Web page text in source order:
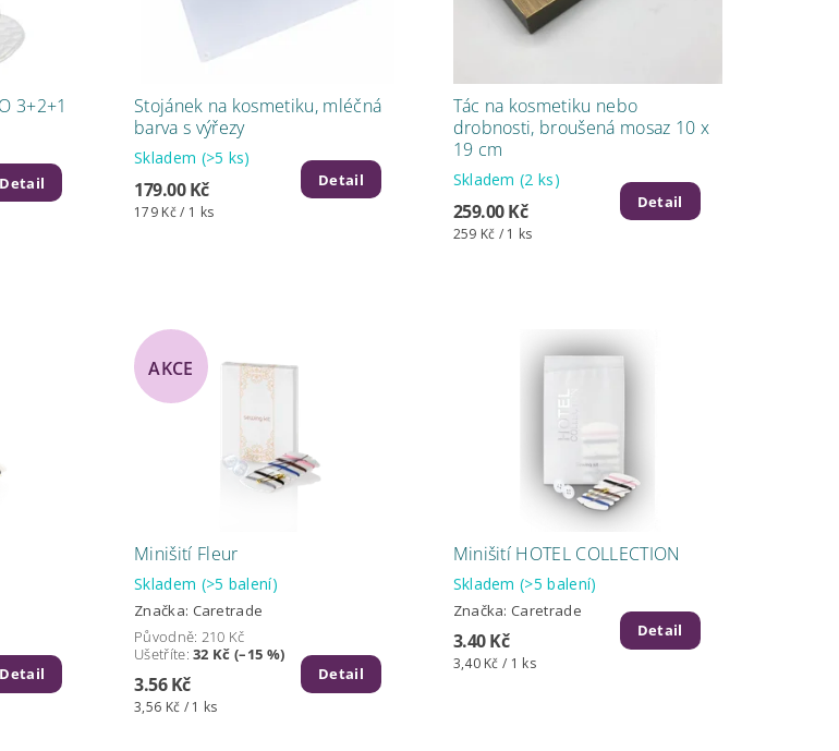
3+2+1
Detail
Stojánek na kosmetiku, mléčná
barva s výřezy
Skladem (>5 ks)
179.00 Kč
179 Kč / 1 ks
Detail
Tác na kosmetiku nebo
drobnosti, broušená mosaz 10 x
19 cm
Skladem(2 ks)
259.00 Kč
259 Kč / 1 ks
Detail
Detail
AKCE
Minišití Fleur
Skladem (>5 balení)
Značka: Caretrade
Původně: 210 Kč
Ušetříte:32 Kč (–15 %)
3.56 Kč
3,56 Kč / 1 ks
Detail
Minišití HOTEL COLLECTION
Skladem(>5 balení)
Značka: Caretrade
3.40 Kč
3,40 Kč / 1 ks
Detail